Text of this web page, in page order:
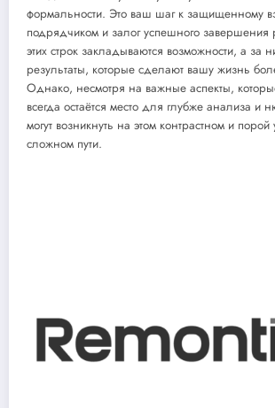
формальности. Это ваш шаг к защищенному
подрядчиком и залог успешного завершения
этих строк закладываются возможности, а за
результаты, которые сделают вашу жизнь
Однако, несмотря на важные аспекты,
всегда остаётся место для глубже анализа и
могут возникнуть на этом контрастном и
сложном пути.